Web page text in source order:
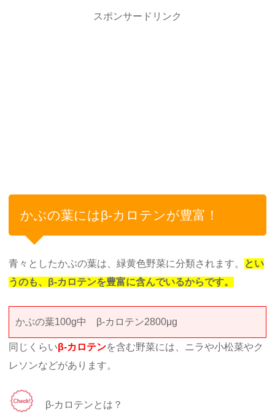
スポンサードリンク
かぶの葉にはβ-カロテンが豊富！
青々としたかぶの葉は、緑黄色野菜に分類されます。 とい
うのも、β-カロテンを豊富に含んでいるからです。
かぶの葉100g中 β-カロテン2800μg
同じくらいβ-カロテンを含む野菜には、ニラや小松菜やク
レソンなどがあります。
β-カロテンとは？